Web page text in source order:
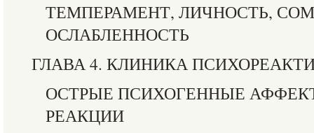
ТЕМПЕРАМЕНТ, ЛИЧНОСТЬ,
ОСЛАБЛЕННОСТЬ
ГЛАВА 4. КЛИНИКА
ОСТРЫЕ ПСИХОГЕННЫЕ
РЕАКЦИИ